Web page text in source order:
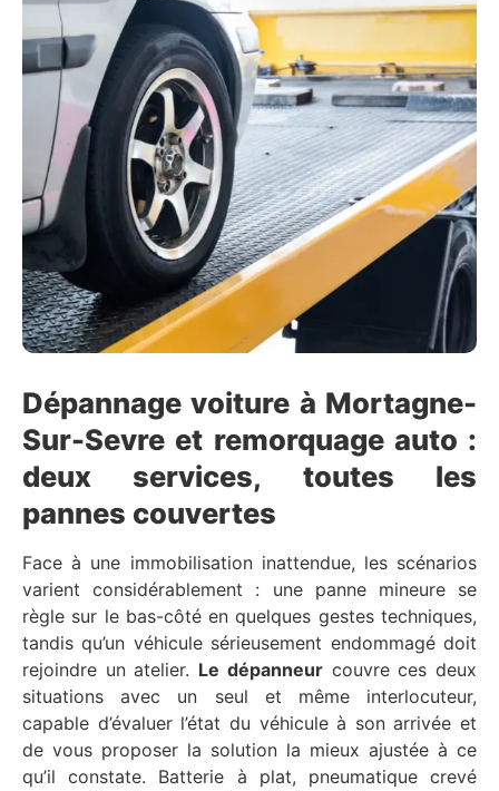
Dépannage voiture à Mortagne-
Sur-Sevre et remorquage auto :
deux services, toutes les
pannes couvertes
Face à une immobilisation inattendue, les scénarios
varient considérablement : une panne mineure se
règle sur le bas-côté en quelques gestes techniques,
tandis qu’un véhicule sérieusement endommagé doit
rejoindre un atelier. Le dépanneurcouvre ces deux
situations avec un seul et même interlocuteur,
capable d’évaluer l’état du véhicule à son arrivée et
de vous proposer la solution la mieux ajustée à ce
qu’il constate. Batterie à plat, pneumatique crevé